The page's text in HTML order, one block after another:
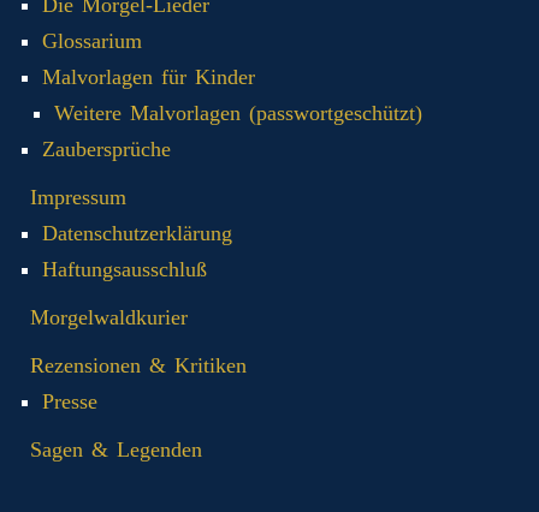
Glossarium
Malvorlagen für Kinder
Weitere Malvorlagen (passwortgeschützt)
Zaubersprüche
Impressum
Datenschutzerklärung
Haftungsausschluß
Morgelwaldkurier
Rezensionen & Kritiken
Presse
Sagen & Legenden